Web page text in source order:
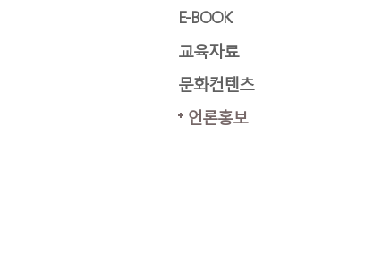
E-BOOK
교육자료
문화컨텐츠
언론홍보